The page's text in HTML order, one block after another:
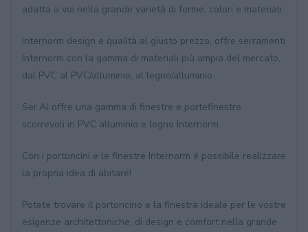
adatta a voi nella grande varietà di forme, colori e materiali.
Internorm design e qualità al giusto prezzo, offre serramenti
Internorm con la gamma di materiali più ampia del mercato,
dal PVC al PVC/alluminio, al legno/alluminio.
Ser.Al offre una gamma di finestre e portefinestre
scorrevoli in PVC alluminio e legno Internorm.
Con i portoncini e le finestre Internorm é possibile realizzare
la propria idea di abitare!
Potete trovare il portoncino e la finestra ideale per le vostre
esigenze architettoniche, di design e comfort nella grande